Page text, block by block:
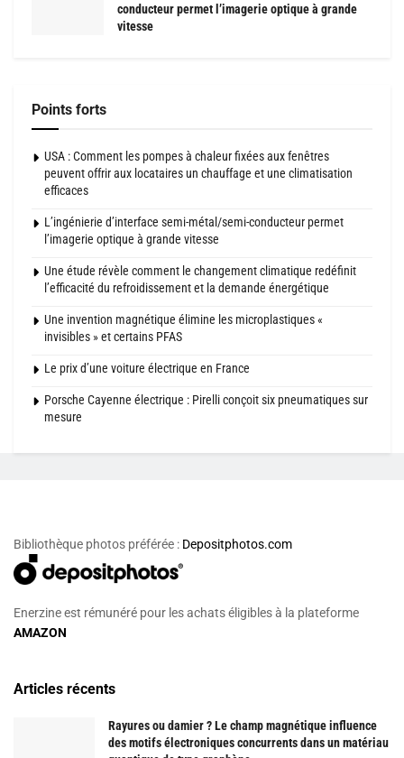
conducteur permet l’imagerie optique à grande
vitesse
Points forts
USA : Comment les pompes à chaleur fixées aux fenêtres
peuvent offrir aux locataires un chauffage et une climatisation
efficaces
L’ingénierie d’interface semi-métal/semi-conducteur permet
l’imagerie optique à grande vitesse
Une étude révèle comment le changement climatique redéfinit
l’efficacité du refroidissement et la demande énergétique
Une invention magnétique élimine les microplastiques «
invisibles » et certains PFAS
Le prix d’une voiture électrique en France
Porsche Cayenne électrique : Pirelli conçoit six pneumatiques sur
mesure
Bibliothèque photos préférée : Depositphotos.com
Enerzine est rémunéré pour les achats éligibles à la plateforme
AMAZON
Articles récents
Rayures ou damier ? Le champ magnétique influence
des motifs électroniques concurrents dans un matériau